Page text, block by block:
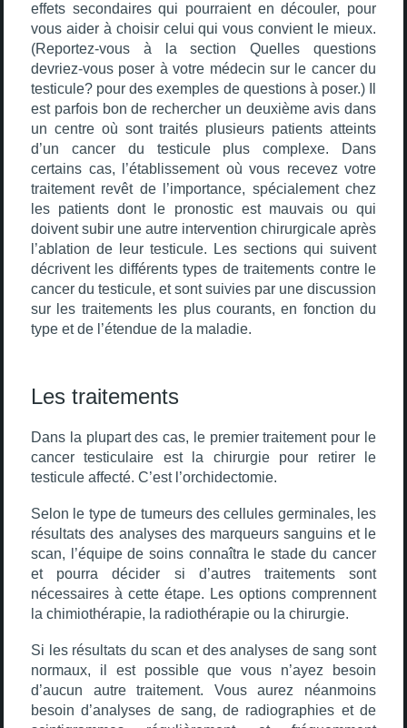
effets secondaires qui pourraient en découler, pour
vous aider à choisir celui qui vous convient le mieux.
(Reportez-vous à la section Quelles questions
devriez-vous poser à votre médecin sur le cancer du
testicule? pour des exemples de questions à poser.) Il
est parfois bon de rechercher un deuxième avis dans
un centre où sont traités plusieurs patients atteints
d’un cancer du testicule plus complexe. Dans
certains cas, l’établissement où vous recevez votre
traitement revêt de l’importance, spécialement chez
les patients dont le pronostic est mauvais ou qui
doivent subir une autre intervention chirurgicale après
l’ablation de leur testicule. Les sections qui suivent
décrivent les différents types de traitements contre le
cancer du testicule, et sont suivies par une discussion
sur les traitements les plus courants, en fonction du
type et de l’étendue de la maladie.
Les traitements
Dans la plupart des cas, le premier traitement pour le
cancer testiculaire est la chirurgie pour retirer le
testicule affecté. C’est l’orchidectomie.
Selon le type de tumeurs des cellules germinales, les
résultats des analyses des marqueurs sanguins et le
scan, l’équipe de soins connaîtra le stade du cancer
et pourra décider si d’autres traitements sont
nécessaires à cette étape. Les options comprennent
la chimiothérapie, la radiothérapie ou la chirurgie.
Si les résultats du scan et des analyses de sang sont
normaux, il est possible que vous n’ayez besoin
d’aucun autre traitement. Vous aurez néanmoins
besoin d’analyses de sang, de radiographies et de